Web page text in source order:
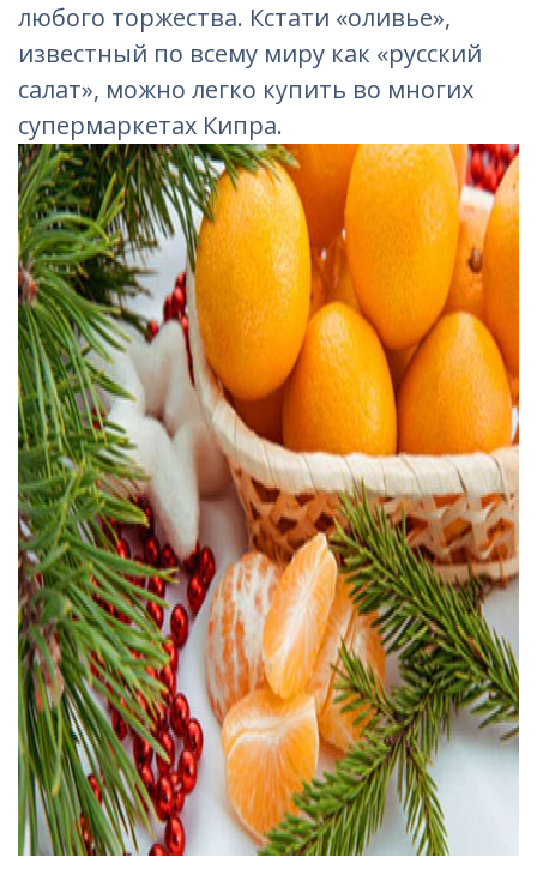
любого торжества. Кстати «оливье»,
известный по всему миру как «русский
салат», можно легко купить во многих
супермаркетах Кипра.